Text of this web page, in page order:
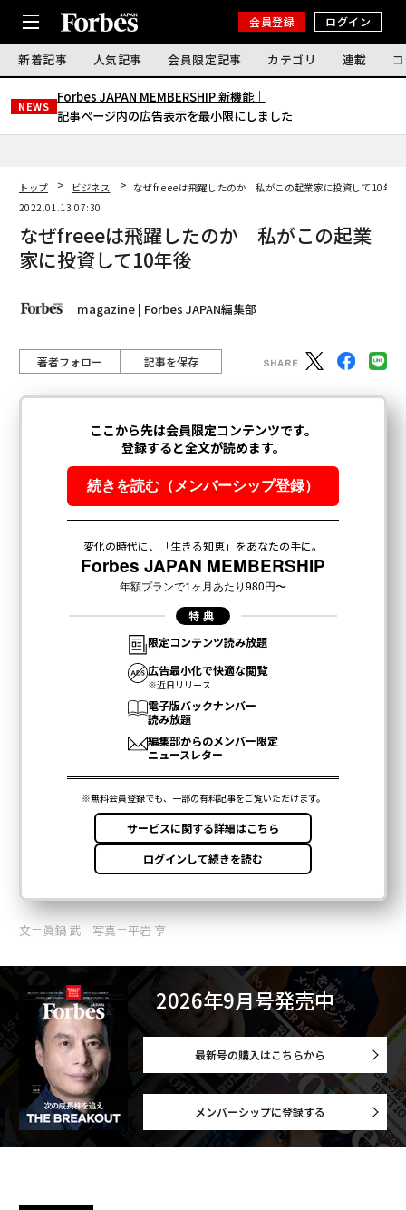
会員登録 ログイン
新着記事 人気記事 会員限定記事 カテゴリ 連載
NEWS
Forbes JAPAN MEMBERSHIP 新機能｜
記事ページ内の広告表示を最小限にしました
トップ ビジネス
なぜfreeeは飛躍したのか 私がこの起業家に投資して10年後
2022.01.13 07:30
なぜfreeeは飛躍したのか 私がこの起業
家に投資して10年後
magazine | Forbes JAPAN編集部
著者フォロー 記事を保存
文＝眞鍋 武 写真＝平岩 亨
2026年9月号発売中
最新号の購入はこちらから
メンバーシップに登録する